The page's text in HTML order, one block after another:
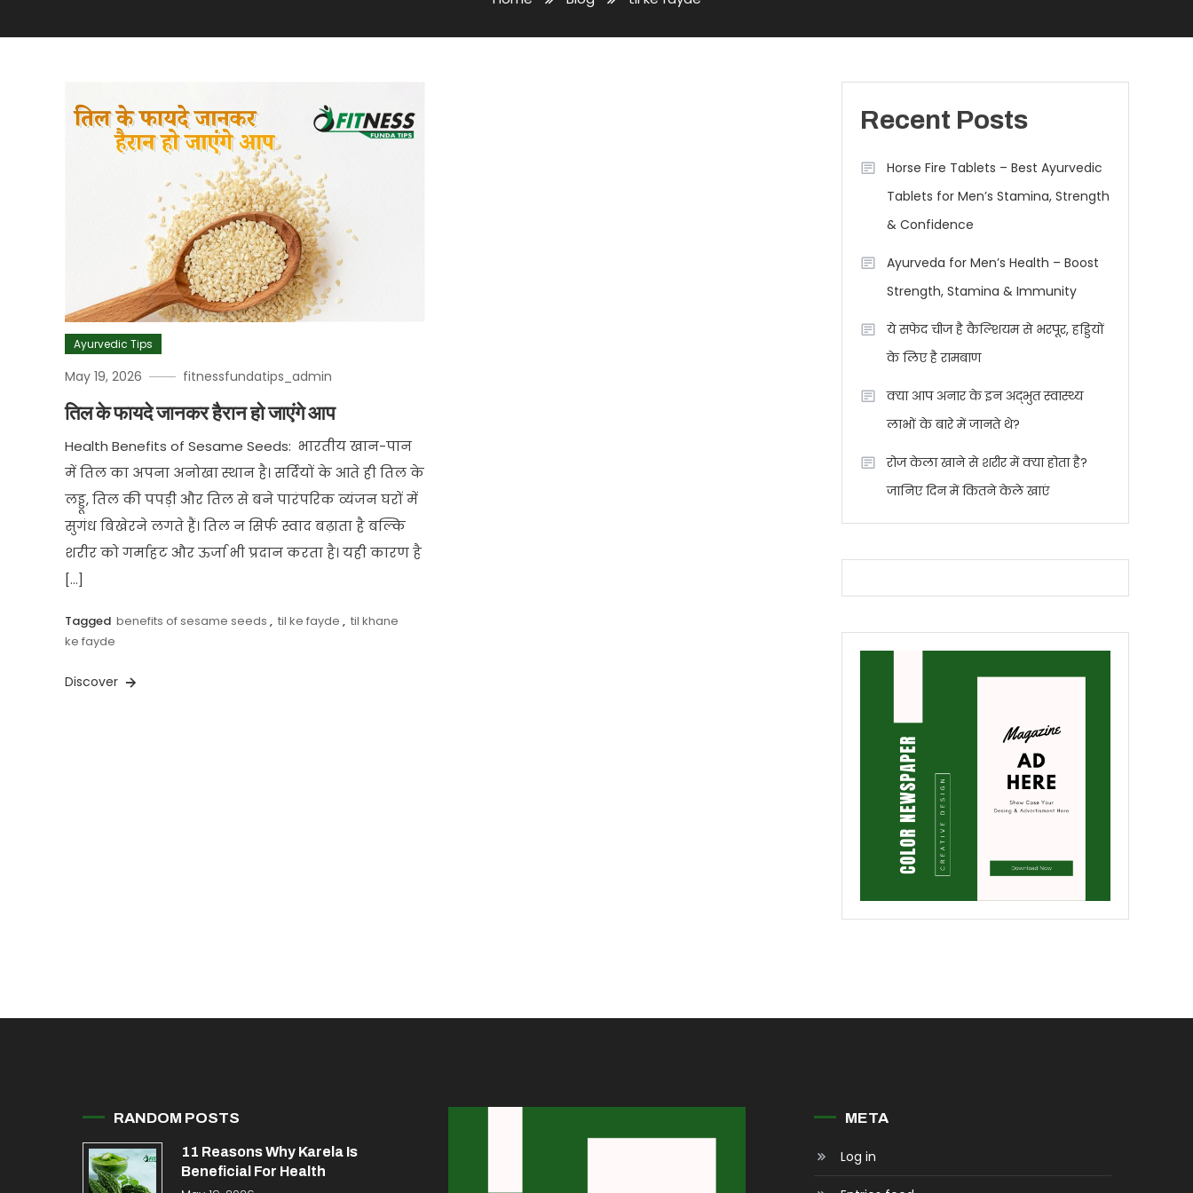
Ayurvedic Tips
May 19, 2026 fitnessfundatips_admin
तिल के फायदे जानकर हैरान हो जाएंगे आप
Health Benefits of Sesame Seeds: भारतीय खान-पान
में तिल का अपना अनोखा स्थान है। सर्दियों के आते ही तिल के
लड्डू, तिल की पपड़ी और तिल से बने पारंपरिक व्यंजन घरों में
सुगंध बिखेरने लगते हैं। तिल न सिर्फ स्वाद बढ़ाता है बल्कि
शरीर को गर्माहट और ऊर्जा भी प्रदान करता है। यही कारण है
[…]
Tagged benefits of sesame seeds , til ke fayde , til khane
ke fayde
Discover
Recent Posts
Horse Fire Tablets – Best Ayurvedic
Tablets for Men’s Stamina, Strength
& Confidence
Ayurveda for Men’s Health – Boost
Strength, Stamina & Immunity
ये सफेद चीज है कैल्शियम से भरपूर, हड्डियों
के लिए है रामबाण
क्या आप अनार के इन अद्भुत स्वास्थ्य
लाभों के बारे में जानते थे?
रोज केला खाने से शरीर में क्या होता है?
जानिए दिन में कितने केले खाएं
RANDOM POSTS
11 Reasons Why Karela Is
Beneficial For Health
META
Log in